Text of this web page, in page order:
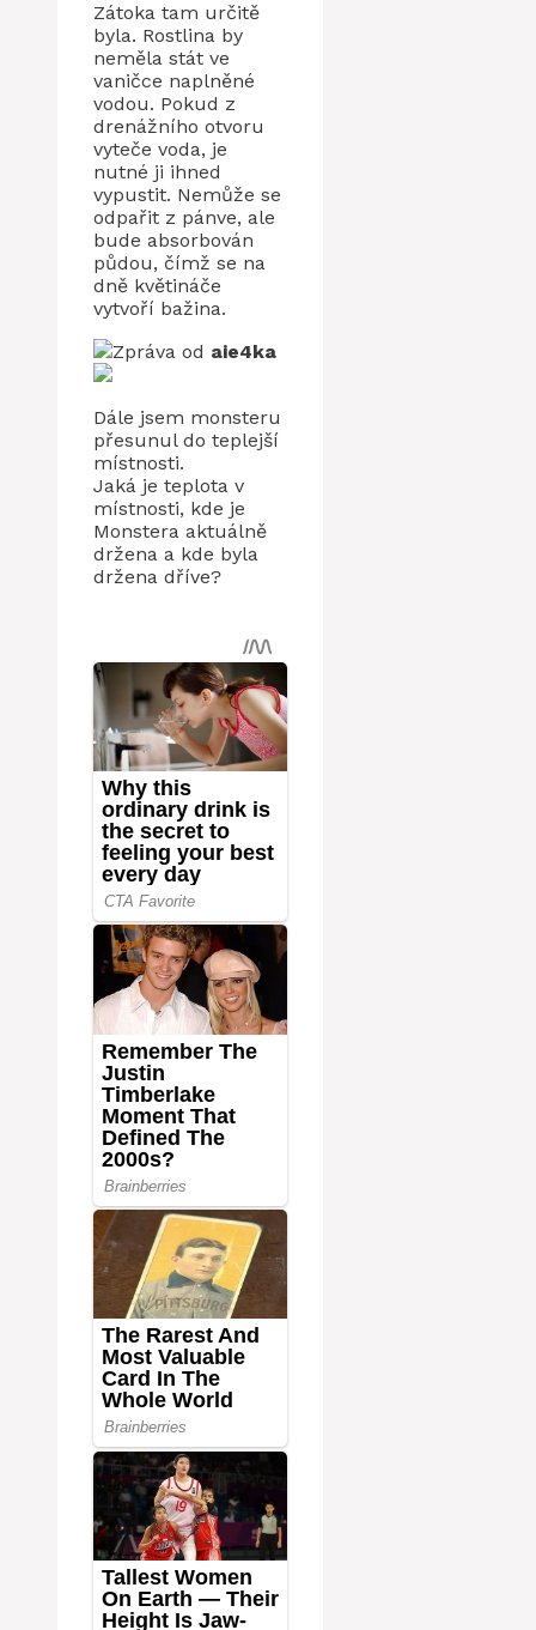
Zátoka tam určitě
byla. Rostlina by
neměla stát ve
vaničce naplněné
vodou. Pokud z
drenážního otvoru
vyteče voda, je
nutné ji ihned
vypustit. Nemůže se
odpařit z pánve, ale
bude absorbován
půdou, čímž se na
dně květináče
vytvoří bažina.
Zpráva od aie4ka
Dále jsem monsteru
přesunul do teplejší
místnosti.
Jaká je teplota v
místnosti, kde je
Monstera aktuálně
držena a kde byla
držena dříve?